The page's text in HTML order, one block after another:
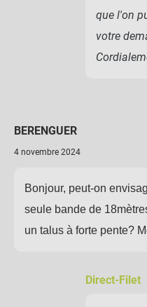
que l'on
votre
BERENGUER
4 novembre 2024
Bonjour, peut-on
seule bande de
un talus à forte pente?
Direct-Filet